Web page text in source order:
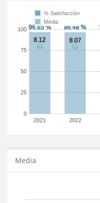
2021 2022
0
25
50
75
100
% Satisfacción
Media
Media